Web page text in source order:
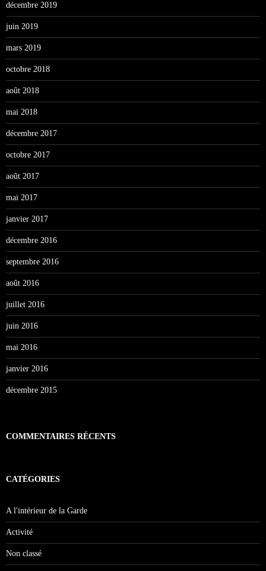
décembre 2019
juin 2019
mars 2019
octobre 2018
août 2018
mai 2018
décembre 2017
octobre 2017
août 2017
mai 2017
janvier 2017
décembre 2016
septembre 2016
août 2016
juillet 2016
juin 2016
mai 2016
janvier 2016
décembre 2015
COMMENTAIRES RÉCENTS
CATÉGORIES
A l'intérieur de la Garde
Activité
Non classé